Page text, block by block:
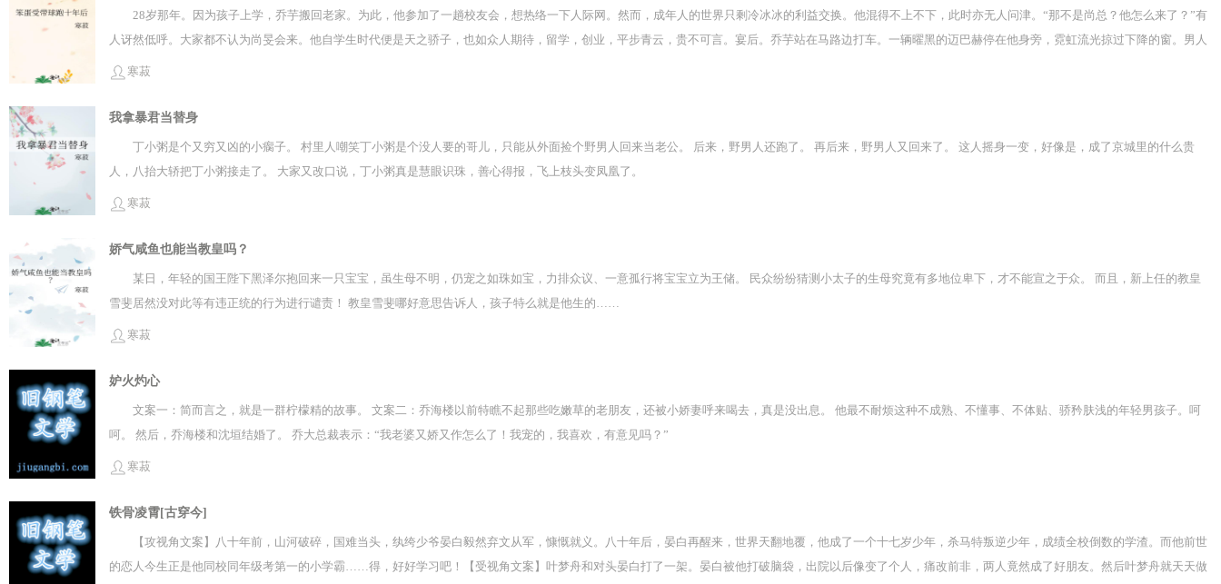
28岁那年。因为孩子上学，乔芋搬回老家。为此，他参加了一趟校友会，想热络一下人际网。然而，成年人的世界只剩冷冰冰的利益交换。他混得不上不下，此时亦无人问津。“那不是尚总？他怎么来了？”有
人讶然低呼。大家都不认为尚旻会来。他自学生时代便是天之骄子，也如众人期待，留学，创业，平步青云，贵不可言。宴后。乔芋站在马路边打车。一辆曜黑的迈巴赫停在他身旁，霓虹流光掠过下降的窗。男人
轻夹着烟的手搭在窗沿，火光明灭：“……去哪？我送你。”.乔芋犯过一个致命终身的错误——高中时。他常去尚家玩。他是尚家二少爷尚柏的好朋友、小跟班。他暗恋开朗幽默的尚柏。两人暧昧了三年。毕业的夏
睡错人了。压在他身上的人不是尚二，而是尚大。那个高傲、毒舌，私下跟弟弟说：“别跟乔芋走太近，他是个男生。”的尚旻。后来。他偷偷生下了那一夜而来的孩子。-【阅读指南】1，双c，1v1，he，土狗文
学，分别的十年两人都情史静止。2，偶尔从球的视角切入看夫夫爱情，崽是个跳级天才宝贝。3，短篇，连载免费，完结入包月库，速看。
寒菽
我拿暴君当替身
丁小粥是个又穷又凶的小瘸子。 村里人嘲笑丁小粥是个没人要的哥儿，只能从外面捡个野男人回来当老公。 后来，野男人还跑了。 再后来，野男人又回来了。 这人摇身一变，好像是，成了京城里的什么贵
人，八抬大轿把丁小粥接走了。 大家又改口说，丁小粥真是慧眼识珠，善心得报，飞上枝头变凤凰了。
寒菽
娇气咸鱼也能当教皇吗？
某日，年轻的国王陛下黑泽尔抱回来一只宝宝，虽生母不明，仍宠之如珠如宝，力排众议、一意孤行将宝宝立为王储。 民众纷纷猜测小太子的生母究竟有多地位卑下，才不能宣之于众。 而且，新上任的教皇
雪斐居然没对此等有违正统的行为进行谴责！ 教皇雪斐哪好意思告诉人，孩子特么就是他生的……
寒菽
妒火灼心
文案一：简而言之，就是一群柠檬精的故事。 文案二：乔海楼以前特瞧不起那些吃嫩草的老朋友，还被小娇妻呼来喝去，真是没出息。 他最不耐烦这种不成熟、不懂事、不体贴、骄矜肤浅的年轻男孩子。呵
呵。 然后，乔海楼和沈垣结婚了。 乔大总裁表示：“我老婆又娇又作怎么了！我宠的，我喜欢，有意见吗？”
寒菽
铁骨凌霄[古穿今]
【攻视角文案】八十年前，山河破碎，国难当头，纨绔少爷晏白毅然弃文从军，慷慨就义。八十年后，晏白再醒来，世界天翻地覆，他成了一个十七岁少年，杀马特叛逆少年，成绩全校倒数的学渣。而他前世
的恋人今生正是他同校同年级考第一的小学霸……得，好好学习吧！【受视角文案】叶梦舟和对头晏白打了一架。晏白被他打破脑袋，出院以后像变了个人，痛改前非，两人竟然成了好朋友。然后叶梦舟就天天做